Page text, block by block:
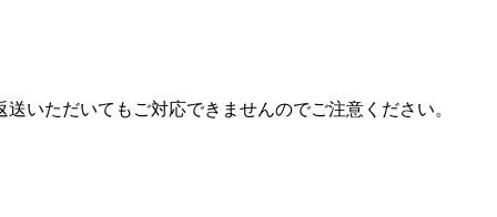
いただいてもご対応できませんのでご注意ください。